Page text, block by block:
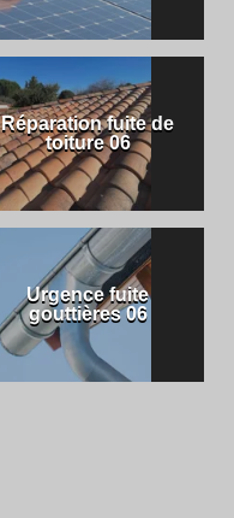
Réparation fuite de
toiture 06
Urgence fuite
gouttières 06